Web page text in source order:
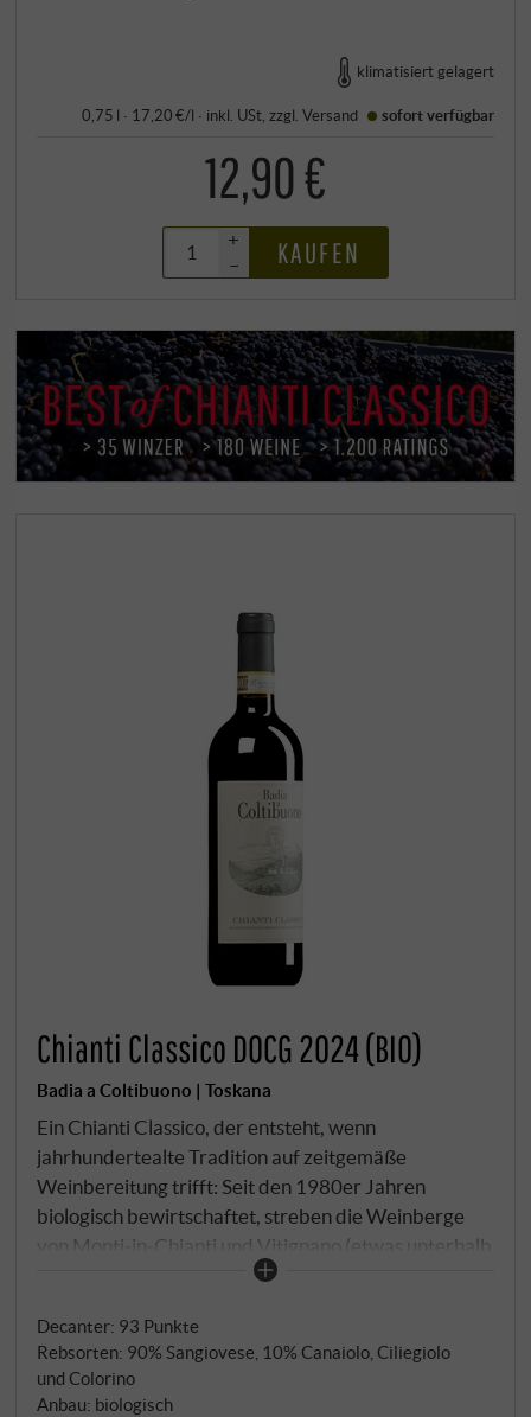
klimatisiert gelagert
0,75 l · 17,20 €/l · inkl. USt , zzgl.Versand sofort verfügbar
12,90 €
+
–
KAUFEN
Chianti Classico DOCG 2024 (BIO)
Badia a Coltibuono | Toskana
Ein Chianti Classico, der entsteht, wenn
jahrhundertealte Tradition auf zeitgemäße
Weinbereitung trifft: Seit den 1980er Jahren
biologisch bewirtschaftet, streben die Weinberge
von Monti‑in‑Chianti und Vitignano (etwas unterhalb
gelegen) aus Ton‑Lehm‑ und Kalkböden nach
ergänzt durch etwas Colorino, Canaiolo, Ciliegiolo)
wurzeln in Höhen zwischen 250 m und 330 m über
dem Meer.
Decanter: 93 Punkte
Rebsorten: 90% Sangiovese, 10% Canaiolo, Ciliegiolo
und Colorino
Anbau: biologisch